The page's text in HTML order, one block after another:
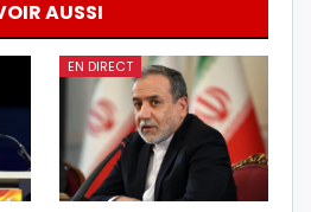
AUSSI
EN DIRECT